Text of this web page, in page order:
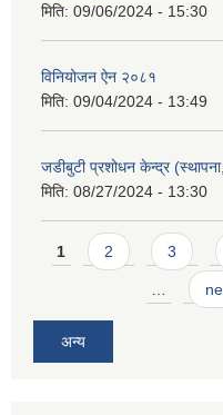
मिति: 09/06/2024 - 15:30
विनियोजन ऐन २०८१
मिति: 09/04/2024 - 13:49
जडीबुटी प्रशोधन केन्द्र
मिति: 08/27/2024 - 13:30
Pages
1 2 3
…
अन्य